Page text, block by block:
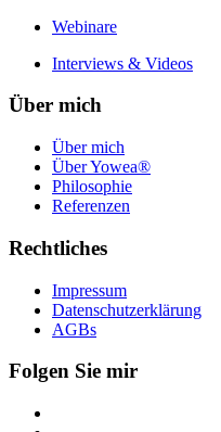
Webinare
Interviews & Videos
Über mich
Über mich
Über Yowea®
Philosophie
Referenzen
Rechtliches
Impressum
Datenschutzerklärung
AGBs
Folgen Sie mir